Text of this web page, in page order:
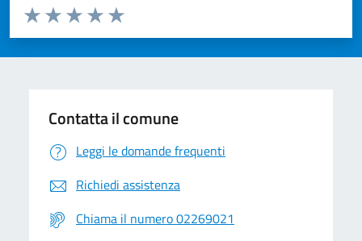
Valuta da 1 a 5 stelle la pagina
Valuta 5 stelle su 5
Valuta 4 stelle su 5
Valuta 3 stelle su 5
Valuta 2 stelle su 5
Valuta 1 stelle su 5
Contatta il comune
Leggi le domande frequenti
Richiedi assistenza
Chiama il numero 02269021